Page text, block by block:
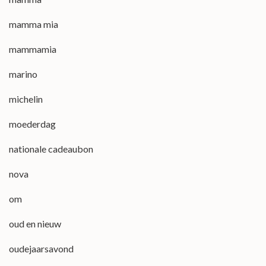
mamma mia
mammamia
marino
michelin
moederdag
nationale cadeaubon
nova
om
oud en nieuw
oudejaarsavond